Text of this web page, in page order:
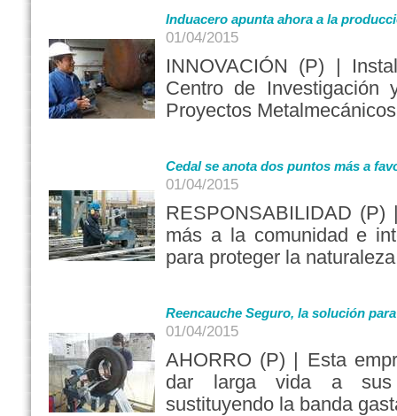
Induacero apunta ahora a la
01/04/2015
INNOVACIÓN (P) |
Centro de Investigación
Proyectos
Cedal se anota dos puntos más a
01/04/2015
RESPONSABILIDAD
más a la comunidad e
para proteger la
Reencauche Seguro, la solución
01/04/2015
AHORRO (P) | Esta
dar larga vida a sus
sustituyendo la banda